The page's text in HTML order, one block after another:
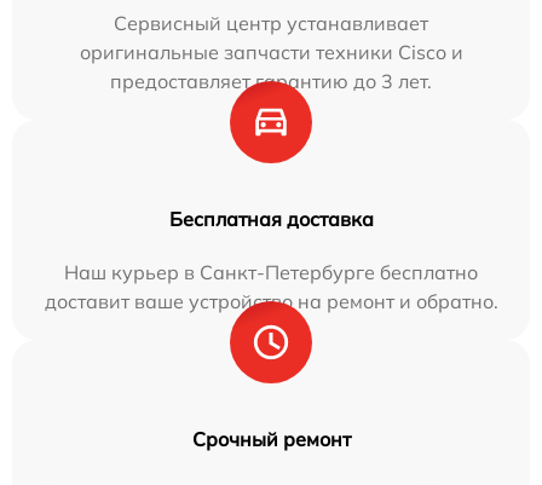
Сервисный центр устанавливает
оригинальные запчасти техники Cisco и
предоставляет гарантию до 3 лет.
Бесплатная доставка
Наш курьер в Санкт-Петербурге бесплатно
доставит ваше устройство на ремонт и обратно.
Срочный ремонт